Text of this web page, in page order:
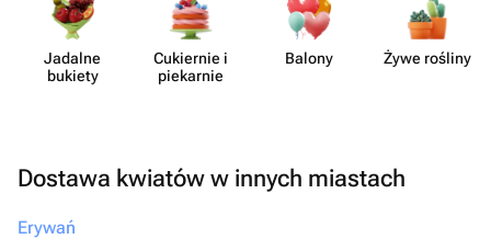
Jadalne
bukiety
Cukiernie i
piekarnie
Balony Żywe rośliny
Dostawa kwiatów w innych miastach
Erywań